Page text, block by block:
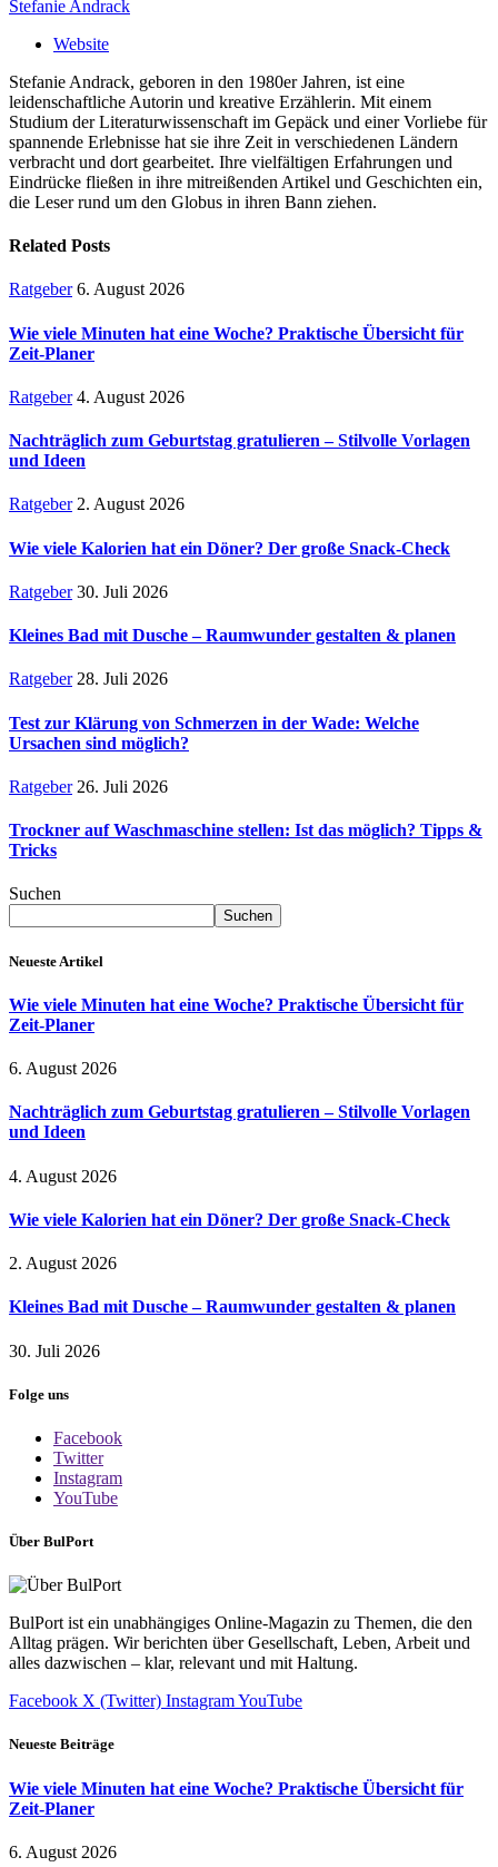
Stefanie Andrack
Website
Stefanie Andrack, geboren in den 1980er Jahren, ist eine
leidenschaftliche Autorin und kreative Erzählerin. Mit einem
Studium der Literaturwissenschaft im Gepäck und einer Vorliebe für
spannende Erlebnisse hat sie ihre Zeit in verschiedenen Ländern
verbracht und dort gearbeitet. Ihre vielfältigen Erfahrungen und
Eindrücke fließen in ihre mitreißenden Artikel und Geschichten ein,
die Leser rund um den Globus in ihren Bann ziehen.
Related Posts
Ratgeber 6. August 2026
Wie viele Minuten hat eine Woche? Praktische Übersicht für
Zeit-Planer
Ratgeber 4. August 2026
Nachträglich zum Geburtstag gratulieren – Stilvolle Vorlagen
und Ideen
Ratgeber 2. August 2026
Wie viele Kalorien hat ein Döner? Der große Snack-Check
Ratgeber 30. Juli 2026
Kleines Bad mit Dusche – Raumwunder gestalten & planen
Ratgeber 28. Juli 2026
Test zur Klärung von Schmerzen in der Wade: Welche
Ursachen sind möglich?
Ratgeber 26. Juli 2026
Trockner auf Waschmaschine stellen: Ist das möglich? Tipps &
Tricks
Suchen
Suchen
Neueste Artikel
Wie viele Minuten hat eine Woche? Praktische Übersicht für
Zeit-Planer
6. August 2026
Nachträglich zum Geburtstag gratulieren – Stilvolle Vorlagen
und Ideen
4. August 2026
Wie viele Kalorien hat ein Döner? Der große Snack-Check
2. August 2026
Kleines Bad mit Dusche – Raumwunder gestalten & planen
30. Juli 2026
Folge uns
Facebook
Twitter
Instagram
YouTube
Über BulPort
BulPort ist ein unabhängiges Online-Magazin zu Themen, die den
Alltag prägen. Wir berichten über Gesellschaft, Leben, Arbeit und
alles dazwischen – klar, relevant und mit Haltung.
Facebook X (Twitter) InstagramYouTube
Neueste Beiträge
Wie viele Minuten hat eine Woche? Praktische Übersicht für
Zeit-Planer
6. August 2026